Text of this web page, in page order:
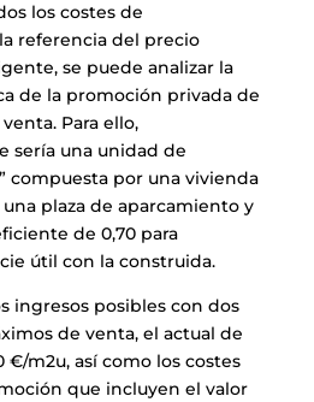
los costes de
referencia del precio
se puede analizar la
de la promoción privada de
Para ello,
sería una unidad de
compuesta por una vivienda
plaza de aparcamiento y
de 0,70 para
útil con la construida.
ingresos posibles con dos
de venta, el actual de
€/m2u, así como los costes
que incluyen el valor